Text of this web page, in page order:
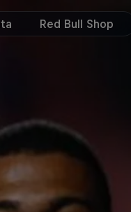
Red Bull Shop